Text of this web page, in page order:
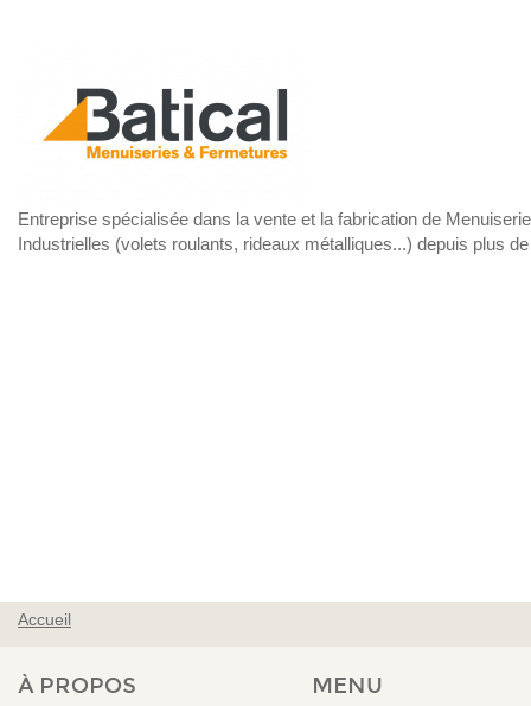
Entreprise spécialisée dans la vente et la fabrication de
Industrielles (volets roulants, rideaux métalliques...) depuis plus
VOUS ÊTES ICI
Accueil
À PROPOS MENU